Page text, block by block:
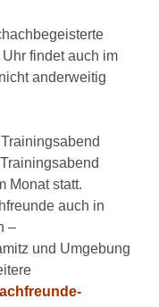
findet auch im
anderweitig
Monat statt.
auch in
–
und Umgebung